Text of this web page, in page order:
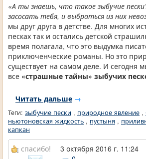
«А ты знаешь, что такое зыбучие
засосать тебя, и выбраться из них
мы друг друга в детстве. Для многих
песках так и остались детской
время полагала, что это выдумка
приключенческие романы. Но это
существует на самом деле. И сегодня
все «страшные тайны» зыбучих
Читать дальше →
Теги: зыбучие пески , природное явление ,
ньютоновская жидкость , пустыня ,
капкан
спасибо! 3 октября 2016 г. 11:24